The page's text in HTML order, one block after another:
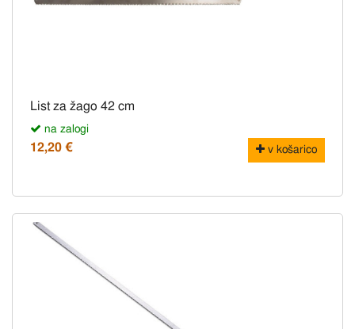
List za žago 42 cm
na zalogi
12,20 € v košarico